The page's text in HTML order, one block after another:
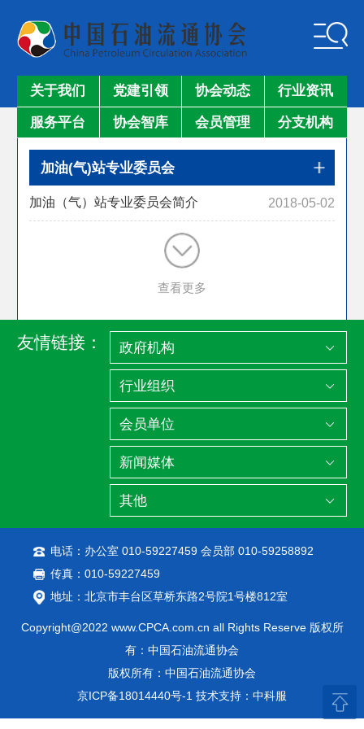
关于我们 党建引领 协会动态 行业资讯
服务平台 协会智库 会员管理 分支机构
加油(气)站专业委员会
加油（气）站专业委员会简介 2018-05-02
查看更多
友情链接：
电话：办公室 010-59227459 会员部 010-59258892
传真：010-59227459
地址：北京市丰台区草桥东路2号院1号楼812室
Copyright@2022 www.CPCA.com.cn all Rights Reserve 版权所
有：中国石油流通协会
版权所有：中国石油流通协会
京ICP备18014440号-1 技术支持：中科服